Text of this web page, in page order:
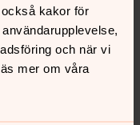
kakor för
och när vi
mer om våra